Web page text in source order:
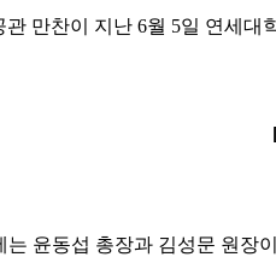
관 만찬이 지난 6월 5일 연세
윤동섭 총장과 김성문 원장